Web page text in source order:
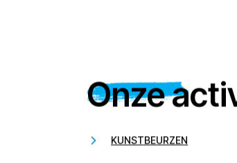
Onze
KUNSTBEURZEN